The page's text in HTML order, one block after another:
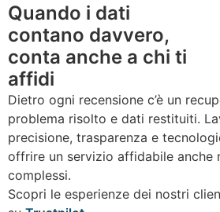
Quando i dati
contano davvero,
conta anche a chi ti
affidi
Dietro ogni recensione c’è un
problema risolto e dati restituiti.
precisione, trasparenza e
offrire un servizio affidabile anche
complessi.
Scopri le esperienze dei nostri